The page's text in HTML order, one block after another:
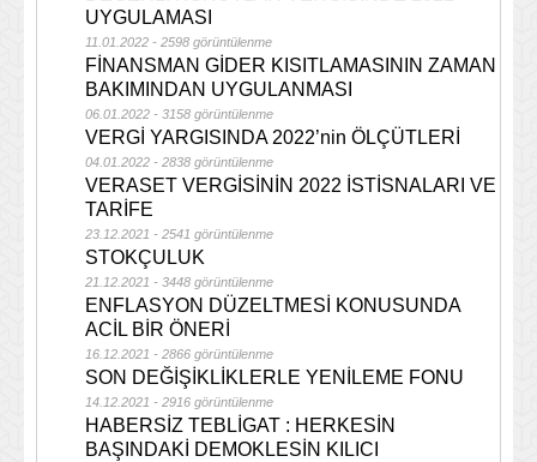
UYGULAMASI
11.01.2022 - 2598 görüntülenme
FİNANSMAN GİDER KISITLAMASININ ZAMAN
BAKIMINDAN UYGULANMASI
06.01.2022 - 3158 görüntülenme
VERGİ YARGISINDA 2022’nin ÖLÇÜTLERİ
04.01.2022 - 2838 görüntülenme
VERASET VERGİSİNİN 2022 İSTİSNALARI VE
TARİFE
23.12.2021 - 2541 görüntülenme
STOKÇULUK
21.12.2021 - 3448 görüntülenme
ENFLASYON DÜZELTMESİ KONUSUNDA
ACİL BİR ÖNERİ
16.12.2021 - 2866 görüntülenme
SON DEĞİŞİKLİKLERLE YENİLEME FONU
14.12.2021 - 2916 görüntülenme
HABERSİZ TEBLİGAT : HERKESİN
BAŞINDAKİ DEMOKLESİN KILICI